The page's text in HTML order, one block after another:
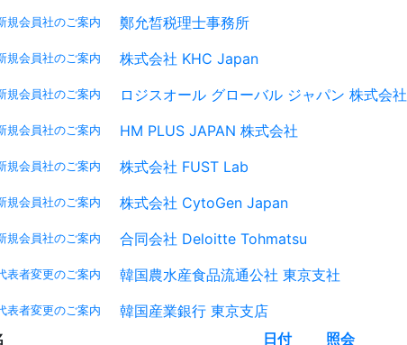
規会員社のご案内 鄭允皙税理士事務所
規会員社のご案内 株式会社 KHC Japan
規会員社のご案内 ロジスオール グローバル ジャパン 株式会社
規会員社のご案内 HM PLUS JAPAN 株式会社
規会員社のご案内 株式会社 FUST Lab
規会員社のご案内 株式会社 CytoGen Japan
規会員社のご案内 合同会社 Deloitte Tohmatsu
表者変更のご案内 韓国農水産食品流通公社 東京支社
表者変更のご案内 韓国産業銀行 東京支店
日付 照会